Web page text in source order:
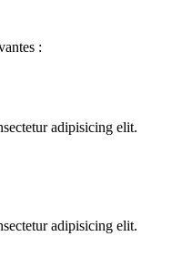
:
adipisicing elit.
adipisicing elit.